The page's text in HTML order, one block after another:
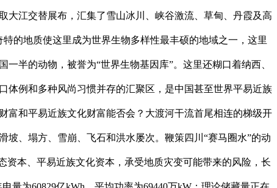
大江交替展布，汇集了雪山冰川、峡谷激流、草甸、丹霞及高
的地质使这里成为世界生物多样性最丰硕的地域之一，这里
半的动物，被誉为“世界生物基因库”。这里还糊口着纳西、
体例和多种风尚习惯并存的汇聚区，是中国甚至世界平易近族
富和平易近族文化财富能否会？大渡河干流首尾相连的梯级开
、塌方、雪崩、飞石和洪水屡次。鞭策四川“赛马圈水”的动
本、平易近族文化资本，承受地质灾变可能带来的风险，长